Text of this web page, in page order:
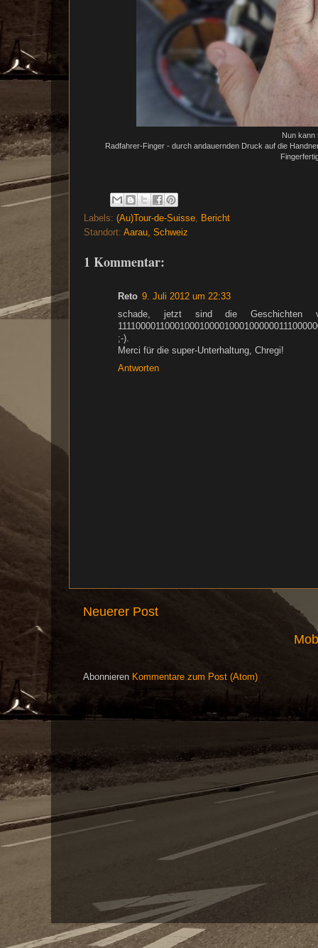
Nun kann
Radfahrer-Finger - durch andauernden Druck auf die
Labels: (Au)Tour-de-Suisse
Bericht
Standort: Aarau, Schweiz
1 Kommentar:
Reto 9. Juli 2012 um 22:33
schade, jetzt sind die Geschichten
;-).
Merci für die super-Unterhaltung, Chregi!
Antworten
Neuerer Post
Abonnieren Kommentare zum Post (Atom)